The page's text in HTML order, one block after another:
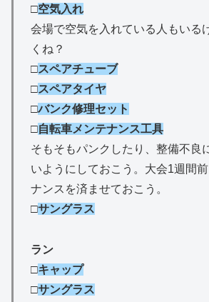
□空気入れ
会場で空気を入れている人もいる
くね？
□スペアチューブ
□スペアタイヤ
□バンク修理セット
□自転車メンテナンス工具
そもそもパンクしたり、整備不良
いようにしておこう。大会1週間
ナンスを済ませておこう。
□サングラス
ラン
□キャップ
□サングラス